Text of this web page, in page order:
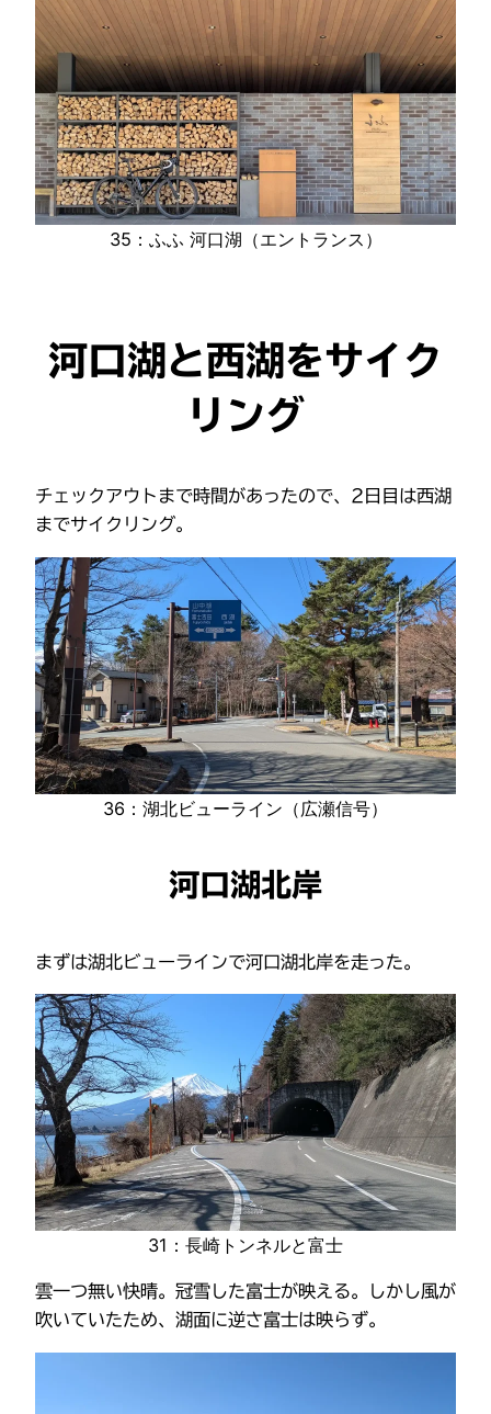
35：ふふ 河口湖（エントランス）
河口湖と西湖をサイク
リング
チェックアウトまで時間があったので、2日目は西湖
までサイクリング。
36：湖北ビューライン（広瀬信号）
河口湖北岸
まずは湖北ビューラインで河口湖北岸を走った。
31：長崎トンネルと富士
雲一つ無い快晴。冠雪した富士が映える。しかし風が
吹いていたため、湖面に逆さ富士は映らず。